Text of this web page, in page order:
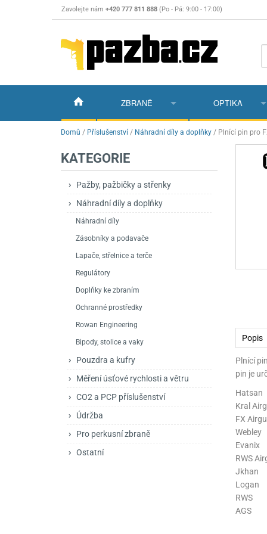
Zavolejte nám +420 777 811 888 (Po - Pá: 9:00 - 17:00)
ZBRANĚ
Vzduchovky Vzduchovky na
Příslušenství pro
Vzduchové pistole a revolvery
Plynové pistole a revolvery
Perkusní zbraně
Zbraně na ZP
Brokovnice
Pistole
Nože
Mačety a sekery
Luky
Kuše
Obranné spreje
OPTIKA
Puškohledy
Dalekohledy a
Noční vidění a
Domů / Příslušenství / Náhradní díly a doplňky / Plnící pin pro
KATEGORIE
Pažby, pažbičky a střenky
Náhradní díly a doplňky
Náhradní díly
Zásobníky a podavače
Lapače, střelnice a terče
Regulátory
Doplňky ke zbraním
Ochranné prostředky
Rowan Engineering
Bipody, stolice a vaky
Pouzdra a kufry
Měření úsťové rychlosti a větru
CO2 a PCP příslušenství
Údržba
Pro perkusní zbraně
Ostatní
Popis
Plnící
pin je
Hatsan
Kral
FX
Webley
Evanix
RWS
Jkhan
Logan
RWS
AGS